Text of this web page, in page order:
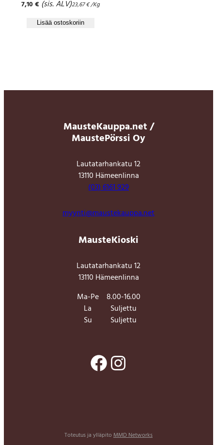
7,10€ (sis. ALV)23,67€/Kg
Lisää ostoskoriin
MausteKauppa.net /
MaustePörssi Oy
Lautatarhankatu 12
13110 Hämeenlinna
(03) 6161 929
myynti@maustekauppa.net
MausteKioski
Lautatarhankatu 12
13110 Hämeenlinna
Ma-Pe
8.00-16.00
La
Suljettu
Su
Suljettu
Facebook Instagram
Toteutus ja ylläpito MMD Networks